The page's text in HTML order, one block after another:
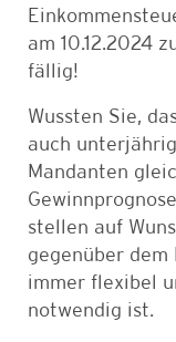
am 10.12.2024
fällig!
Wussten Sie,
auch
Mandanten
stellen auf
gegenüber dem
immer flexibel
notwendig ist.